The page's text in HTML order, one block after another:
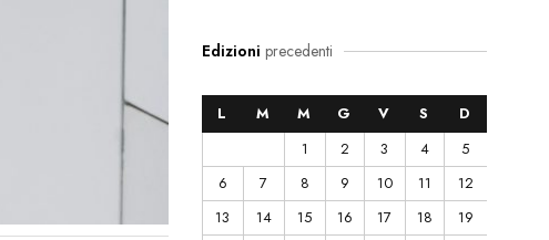
Edizioni precedenti
L M M G V S
D
1
2 3 4
5
6
7 8 9 10 11
12
13
14 15 16 17 18
19